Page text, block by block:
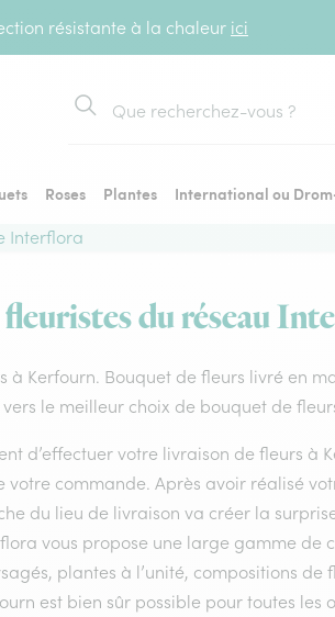
résistante à la chaleur ici
Rechercher
Roses Plantes
International ou
Interflora
du réseau
Kerfourn. Bouquet de fleurs livré en
le meilleur choix de bouquet de
d’effectuer votre livraison de fleurs à
votre commande. Après avoir réalisé
du lieu de livraison va créer la
vous propose une large gamme de
plantes à l’unité, compositions de
est bien sûr possible pour toutes les